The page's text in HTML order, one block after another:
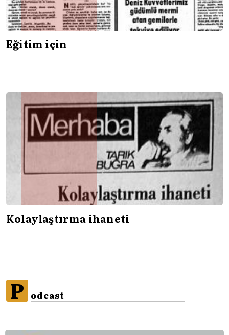
Eğitim için
Kolaylaştırma ihaneti
P odcast